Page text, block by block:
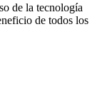
de la tecnología
de todos los